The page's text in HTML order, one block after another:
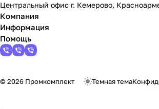
Центральный офис г. Кемерово,
Компания
Информация
Помощь
© 2026 Промкомплект Темная тема